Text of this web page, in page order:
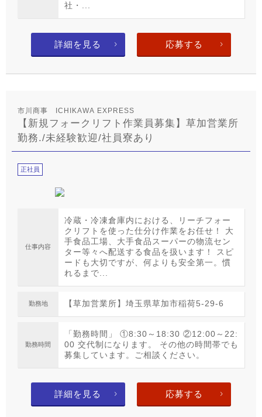
社・...
詳細を見る 応募する
市川商事 ICHIKAWA EXPRESS
【新規フォークリフト作業員募集】草加営業所
勤務./未経験歓迎/社員寮あり
正社員
仕事内容
冷蔵・冷凍倉庫内における、リーチフォー
クリフトを使った仕分け作業をお任せ！ 大
手食品工場、大手食品スーパーの物流セン
ター等々へ配送する食品を扱います！ スピ
ードも大切ですが、何よりも安全第一。慣
れるまで...
勤務地 【草加営業所】埼玉県草加市稲荷5-29-6
勤務時間
「勤務時間」 ①8:30～18:30 ②12:00～22:
00 交代制になります。 その他の時間帯でも
募集しています。ご相談ください。
詳細を見る 応募する